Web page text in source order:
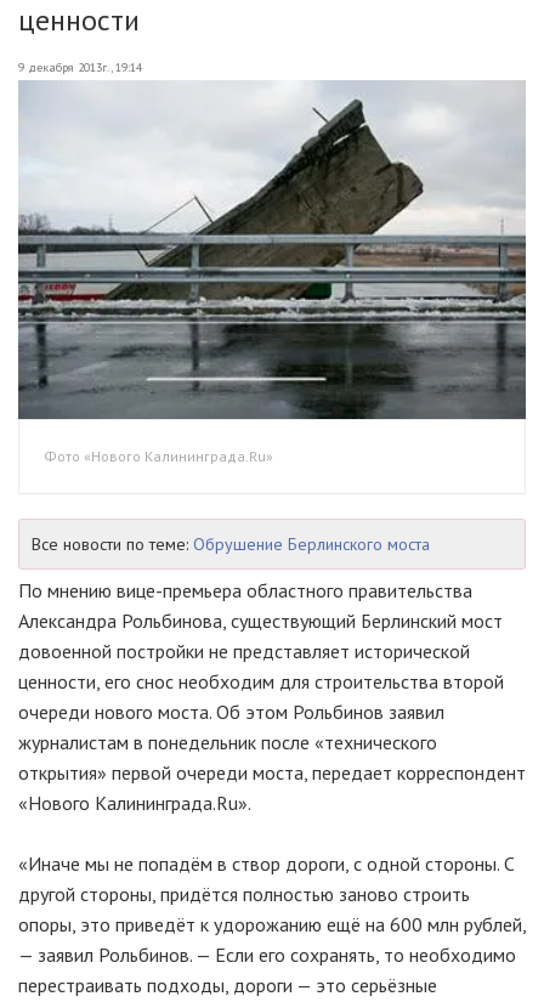
ценности
9 декабря 2013г., 19:14
Фото «Нового Калининграда.Ru»
Все новости по теме: Обрушение Берлинского моста
По мнению вице-премьера областного правительства
Александра Рольбинова, существующий Берлинский мост
довоенной постройки не представляет исторической
ценности, его снос необходим для строительства второй
очереди нового моста. Об этом Рольбинов заявил
журналистам в понедельник после «технического
открытия» первой очереди моста, передает корреспондент
«Нового Калининграда.Ru».
«Иначе мы не попадём в створ дороги, с одной стороны. С
другой стороны, придётся полностью заново строить
опоры, это приведёт к удорожанию ещё на 600 млн рублей,
— заявил Рольбинов. — Если его сохранять, то необходимо
перестраивать подходы, дороги — это серьёзные